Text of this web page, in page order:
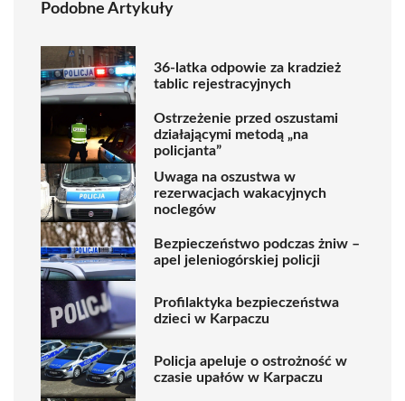
Podobne Artykuły
36-latka odpowie za kradzież
tablic rejestracyjnych
Ostrzeżenie przed oszustami
działającymi metodą „na
policjanta”
Uwaga na oszustwa w
rezerwacjach wakacyjnych
noclegów
Bezpieczeństwo podczas żniw –
apel jeleniogórskiej policji
Profilaktyka bezpieczeństwa
dzieci w Karpaczu
Policja apeluje o ostrożność w
czasie upałów w Karpaczu